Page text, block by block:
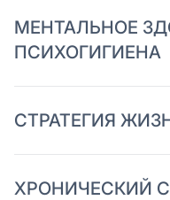
МЕНТАЛЬНОЕ
ПСИХОГИГИЕНА
СТРАТЕГИЯ
ХРОНИЧЕСКИЙ